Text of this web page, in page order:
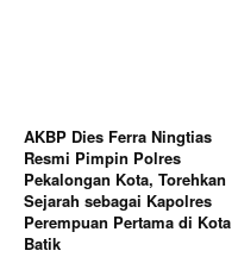
AKBP Dies Ferra Ningtias
Resmi Pimpin Polres
Pekalongan Kota, Torehkan
Sejarah sebagai Kapolres
Perempuan Pertama di Kota
Batik